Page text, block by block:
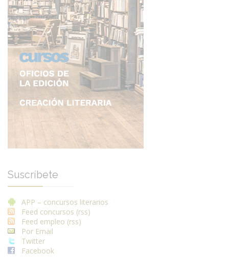
Suscríbete
APP – concursos literarios
Feed concursos (rss)
Feed empleo (rss)
Por Email
Twitter
Facebook